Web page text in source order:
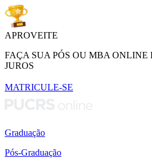
APROVEITE
FAÇA SUA PÓS OU MBA ONLINE
JUROS
MATRICULE-SE
Graduação
Pós-Graduação